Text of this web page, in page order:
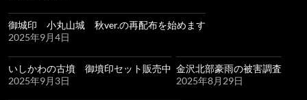
御城印 小丸山城 秋ver.の再配布を始めます
2025年9月4日
いしかわの古墳 御墳印セット販売中
2025年9月3日
金沢北部豪雨の被害調査
2025年8月29日